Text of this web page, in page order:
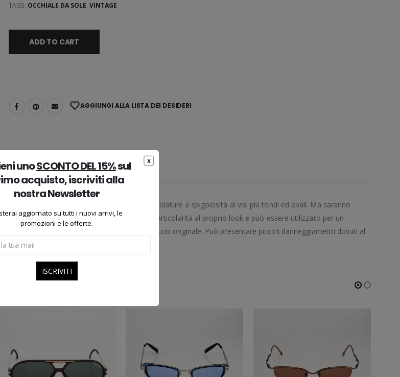
TAGS: OCCHIALE DA SOLE, VINTAGE
ADD TO CART
AGGIUNGI ALLA LISTA DEI DESIDERI
degli anni ’50, questo occhiale dona angolature e spigolosità ai visi più tondi ed ovali. Ma saranno
è sempre un’ottima scelta, dona particolarità al proprio look e può essere utilizzato per un
nuovo, mai venduto. Non include l’astuccio originale. Può presentare piccoli danneggiamenti dovuti al
unoSCONTO DEL 15%sul
acquisto, iscriviti alla
nostra Newsletter
aggiornato su tutti i nuovi arrivi, le
promozioni e le offerte.